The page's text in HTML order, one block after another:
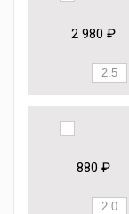
2 980 ₽
880 ₽